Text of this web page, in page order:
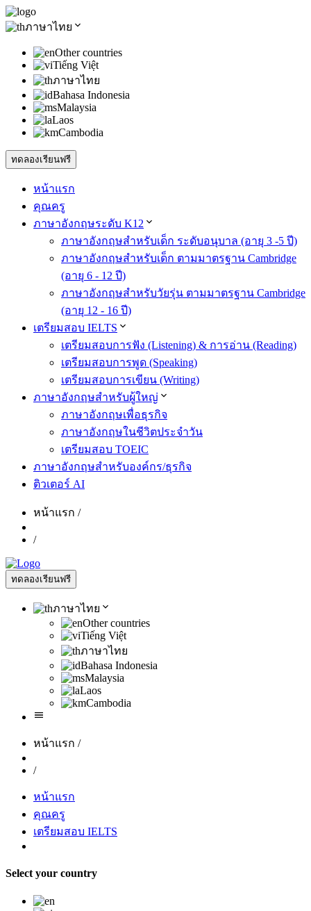
ภาษาไทย
Other countries
Tiếng Việt
ภาษาไทย
Bahasa Indonesia
Malaysia
Laos
Cambodia
ทดลองเรียนฟรี
หน้าแรก
คุณครู
ภาษาอังกฤษระดับ K12
ภาษาอังกฤษสำหรับเด็ก ระดับอนุบาล (อายุ 3 -5 ปี)
ภาษาอังกฤษสำหรับเด็ก ตามมาตรฐาน Cambridge
(อายุ 6 - 12 ปี)
ภาษาอังกฤษสำหรับวัยรุ่น ตามมาตรฐาน Cambridge
(อายุ 12 - 16 ปี)
เตรียมสอบ IELTS
เตรียมสอบการฟัง (Listening) & การอ่าน (Reading)
เตรียมสอบการพูด (Speaking)
เตรียมสอบการเขียน (Writing)
ภาษาอังกฤษสำหรับผู้ใหญ่
ภาษาอังกฤษเพื่อธุรกิจ
ภาษาอังกฤษในชีวิตประจำวัน
เตรียมสอบ TOEIC
ภาษาอังกฤษสำหรับองค์กร/ธุรกิจ
ติวเตอร์ AI
หน้าแรก /
/
ทดลองเรียนฟรี
ภาษาไทย
Other countries
Tiếng Việt
ภาษาไทย
Bahasa Indonesia
Malaysia
Laos
Cambodia
หน้าแรก /
/
หน้าแรก
คุณครู
เตรียมสอบ IELTS
Select your country